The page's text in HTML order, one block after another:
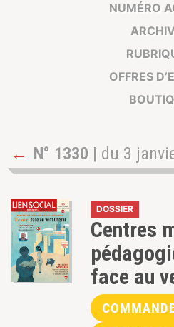
NUMÉRO
OFFRES
← N° 1330 | du 3
DOSSIER
Centres
face au